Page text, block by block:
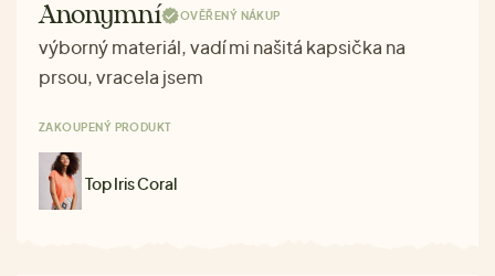
Anonymní OVĚŘENÝ NÁKUP
výborný materiál, vadí mi našitá kapsička na
prsou, vracela jsem
ZAKOUPENÝ PRODUKT
Top Iris Coral